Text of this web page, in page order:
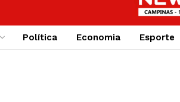
Política Economia Esporte